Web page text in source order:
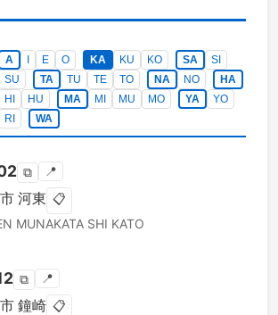
A E O KA KU KO SA
SI
SU
TA TU TE TO NA NO
HA
HI
HU MA MI MU MO YA
YO
RI
WA
⧉ 📍
河東 📋
MUNAKATA SHI KATO
⧉ 📍
鐘崎 📋